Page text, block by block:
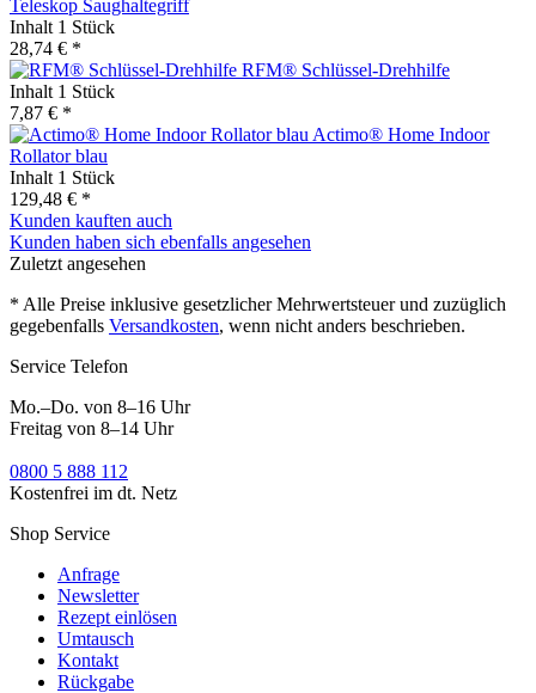
Teleskop Saughaltegriff
Inhalt 1 Stück
28,74 € *
RFM® Schlüssel-Drehhilfe
Inhalt 1 Stück
7,87 € *
Actimo® Home Indoor
Rollator blau
Inhalt 1 Stück
129,48 € *
Kunden kauften auch
Kunden haben sich ebenfalls angesehen
Zuletzt angesehen
* Alle Preise inklusive gesetzlicher Mehrwertsteuer und zuzüglich
gegebenfalls Versandkosten, wenn nicht anders beschrieben.
Service Telefon
Mo.–Do. von 8–16 Uhr
Freitag von 8–14 Uhr
0800 5 888 112
Kostenfrei im dt. Netz
Shop Service
Anfrage
Newsletter
Rezept einlösen
Umtausch
Kontakt
Rückgabe